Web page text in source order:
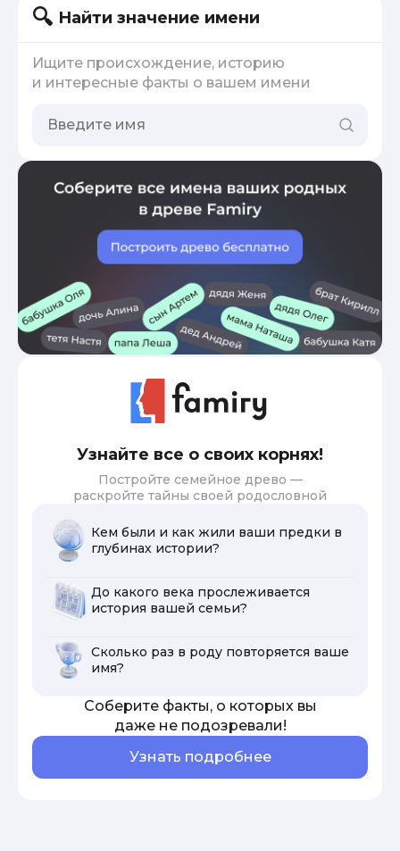
Найти значение имени
Ищите происхождение, историю
и интересные факты о вашем имени
Узнайте все о своих корнях!
Постройте семейное древо —
раскройте тайны своей родословной
Кем были и как жили ваши предки в
глубинах истории?
До какого века прослеживается
история вашей семьи?
Сколько раз в роду повторяется ваше
имя?
Соберите факты, о которых вы
даже не подозревали!
Узнать подробнее